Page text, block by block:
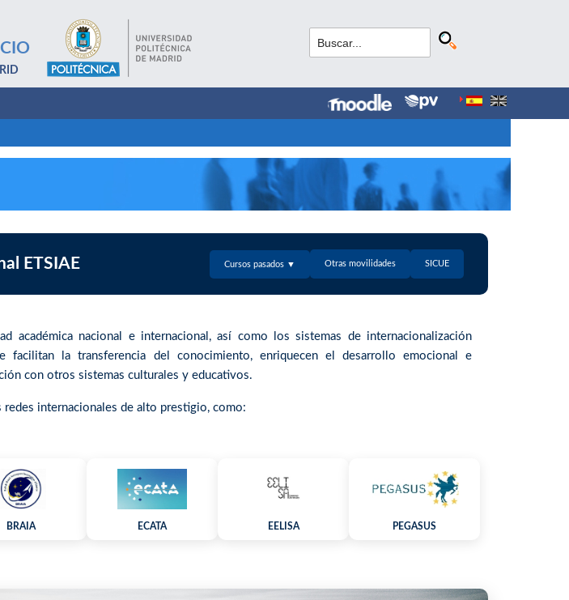
ETSIAE Cursos pasados ▼ Otras movilidades SICUE
académica nacional e internacional, así como los sistemas de internacionalización
facilitan la transferencia del conocimiento, enriquecen el desarrollo emocional e
con otros sistemas culturales y educativos.
redes internacionales de alto prestigio, como:
BRAIA ECATA EELISA PEGASUS